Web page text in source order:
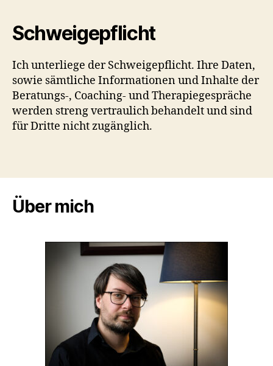
Schweigepflicht
Ich unterliege der Schweigepflicht. Ihre Daten,
sowie sämtliche Informationen und Inhalte der
Beratungs-, Coaching- und Therapiegespräche
werden streng vertraulich behandelt und sind
für Dritte nicht zugänglich.
Über mich